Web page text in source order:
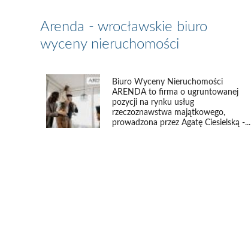
Arenda - wrocławskie biuro
wyceny nieruchomości
Biuro Wyceny Nieruchomości
ARENDA to firma o ugruntowanej
pozycji na rynku usług
rzeczoznawstwa majątkowego,
prowadzona przez Agatę Ciesielską -...